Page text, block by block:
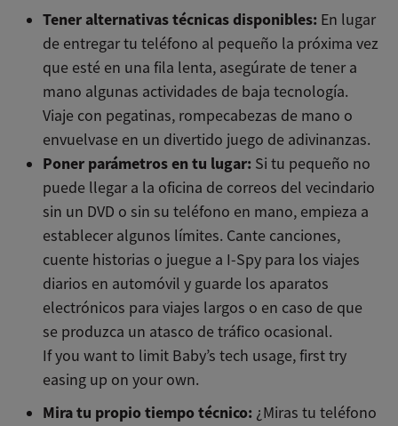
Tener alternativas técnicas disponibles: En lugar
de entregar tu teléfono al pequeño la próxima vez
que esté en una fila lenta, asegúrate de tener a
mano algunas actividades de baja tecnología.
Viaje con pegatinas, rompecabezas de mano o
envuelvase en un divertido juego de adivinanzas.
Poner parámetros en tu lugar: Si tu pequeño no
puede llegar a la oficina de correos del vecindario
sin un DVD o sin su teléfono en mano, empieza a
establecer algunos límites. Cante canciones,
cuente historias o juegue a I-Spy para los viajes
diarios en automóvil y guarde los aparatos
electrónicos para viajes largos o en caso de que
se produzca un atasco de tráfico ocasional.
If you want to limit Baby’s tech usage, first try
easing up on your own.
Mira tu propio tiempo técnico: ¿Miras tu teléfono